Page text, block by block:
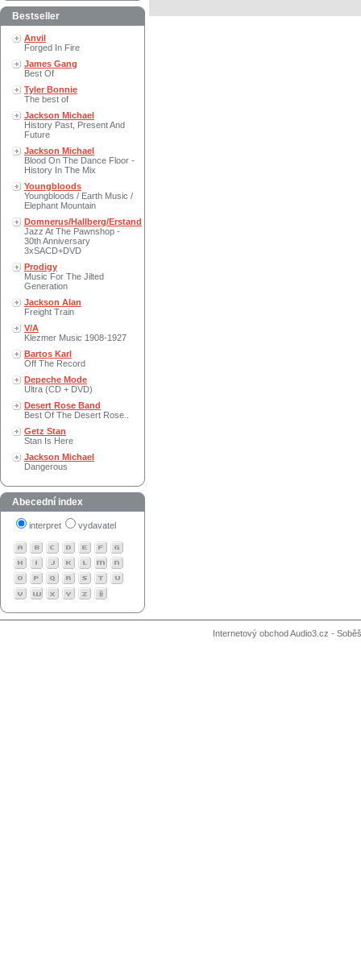
Bestseller
Anvil
Forged In Fire
James Gang
Best Of
Tyler Bonnie
The best of
Jackson Michael
History Past, Present And
Future
Jackson Michael
Blood On The Dance Floor -
History In The Mix
Youngbloods
Youngbloods / Earth Music /
Elephant Mountain
Domnerus/Hallberg/Erstand
Jazz At The Pawnshop -
30th Anniversary
3xSACD+DVD
Prodigy
Music For The Jilted
Generation
Jackson Alan
Freight Train
V/A
Klezmer Music 1908-1927
Bartos Karl
Off The Record
Depeche Mode
Ultra (CD + DVD)
Desert Rose Band
Best Of The Desert Rose..
Getz Stan
Stan Is Here
Jackson Michael
Dangerous
Abecední index
interpret vydavatel
Internetový obchod Audio3.cz -